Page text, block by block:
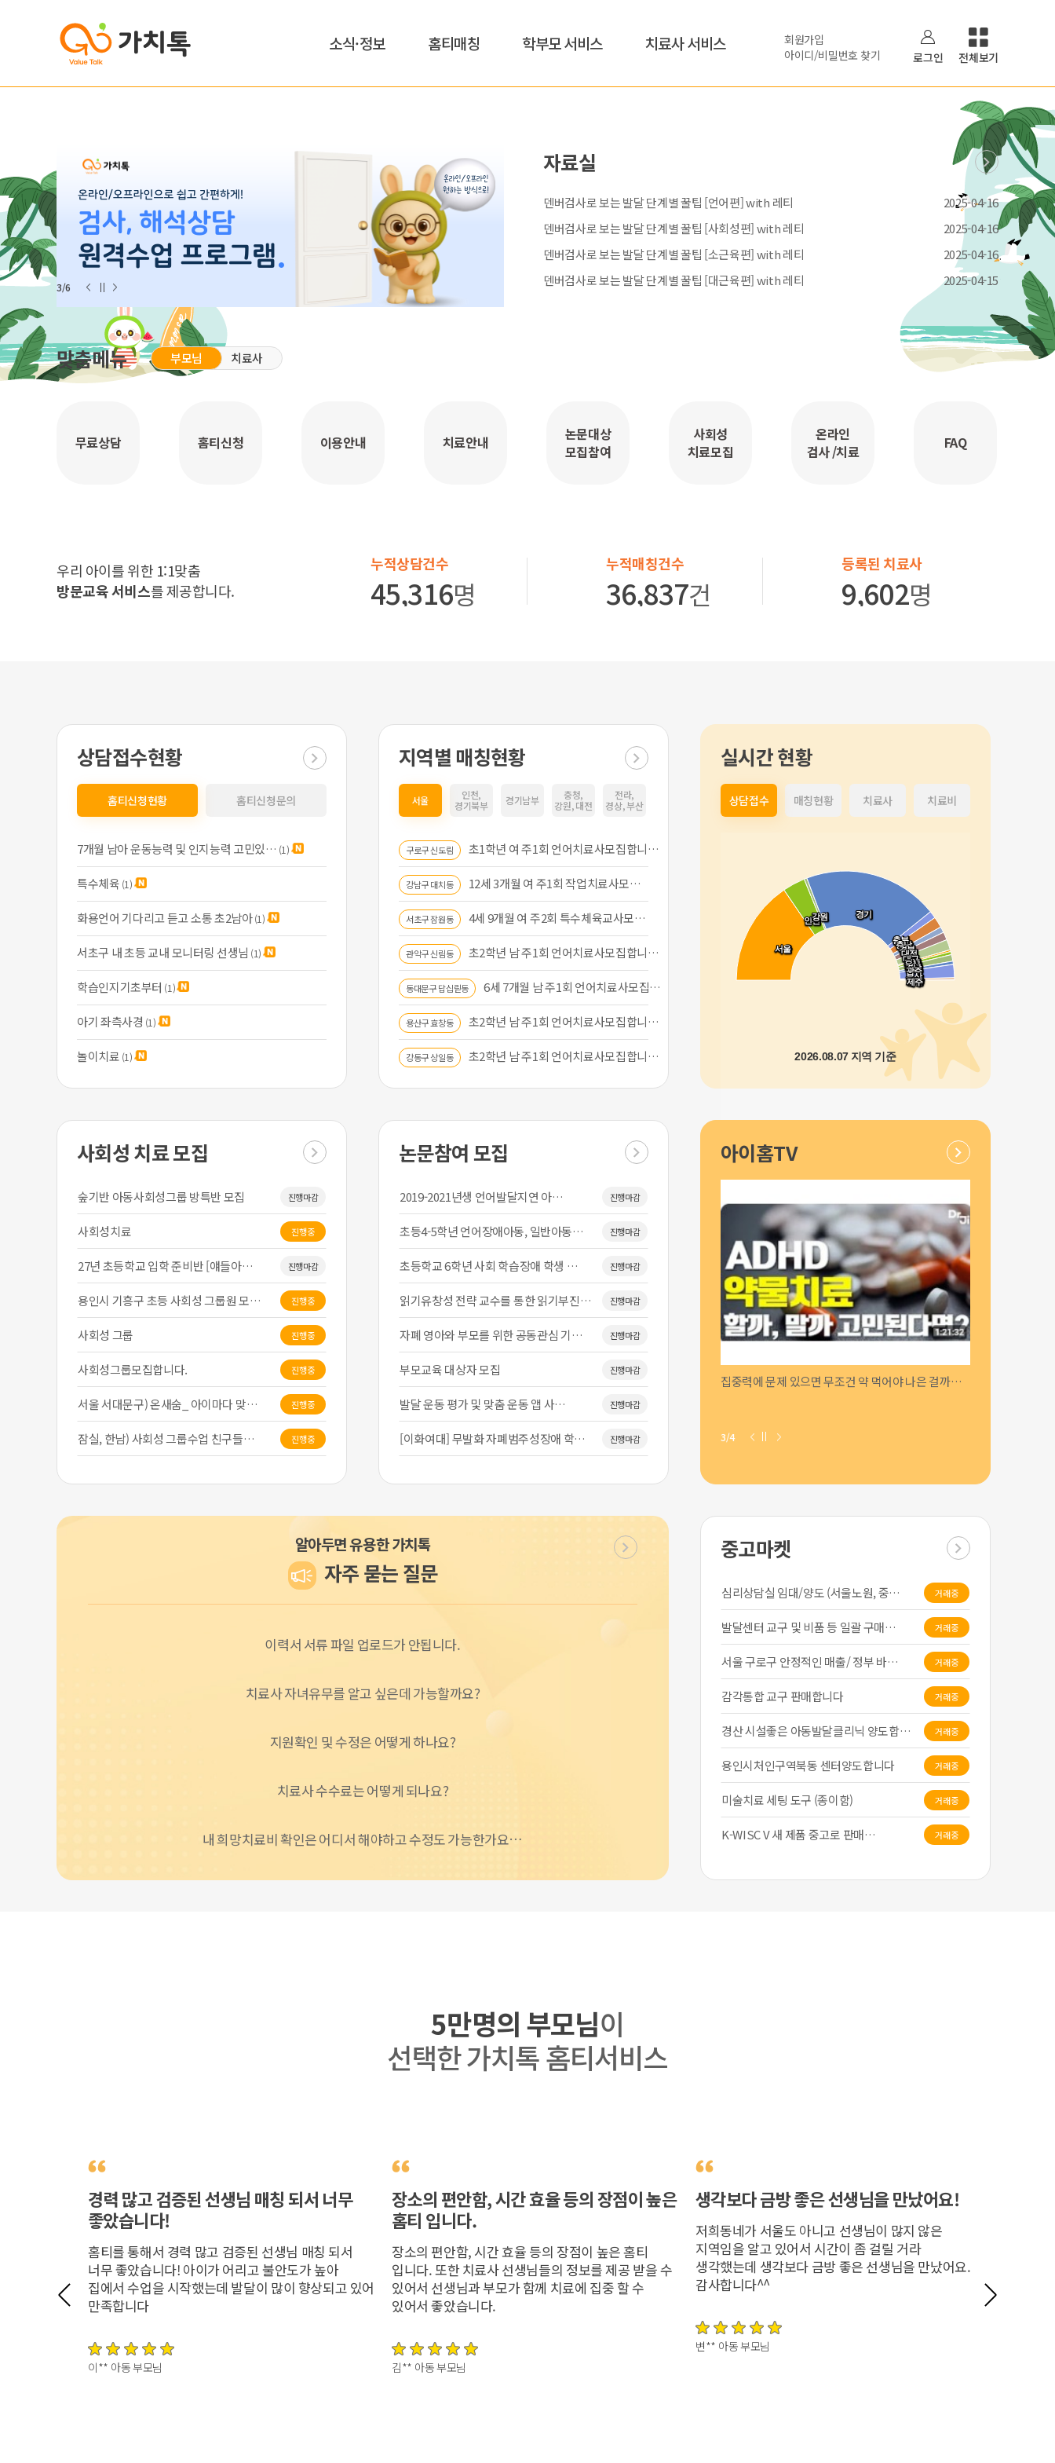
소식·정보 홈티매칭 학부모 서비스 치료사 서비스
회원가입
아이디/비밀번호 찾기
로그인 전체보기
3/6
자료실
덴버검사로 보는 발달 단계별 꿀팁 [언어편] with 레티
2025-04-16
덴버검사로 보는 발달 단계별 꿀팁 [사회성편] with 레티
2025-04-16
덴버검사로 보는 발달 단계별 꿀팁 [소근육편] with 레티
2025-04-16
덴버검사로 보는 발달 단계별 꿀팁 [대근육편] with 레티
2025-04-15
맞춤메뉴 부모님 치료사
무료상담 홈티신청 이용안내 치료안내
논문대상
모집참여
사회성
치료모집
온라인
검사 /치료
FAQ
우리 아이를 위한 1:1맞춤
방문교육 서비스를 제공합니다.
누적상담건수
45,316명
누적매칭건수
36,837건
등록된 치료사
9,602명
상담접수현황
홈티신청현황 홈티신청문의
7개월 남아 운동능력 및 인지능력 고민있… (1)
특수체육 (1)
화용언어 기다리고 듣고 소통 초2남아 (1)
서초구 내 초등 교내 모니터링 선생님 (1)
학습인지기초부터 (1)
아기 좌측사경 (1)
놀이치료 (1)
지역별 매칭현황
서울
인천,
경기북부
경기남부
충청,
강원, 대전
전라,
경상, 부산
구로구 신도림 초1학년 여 주1회 언어치료사모집합니…
강남구 대치동 12세 3개월 여 주1회 작업치료사모…
서초구 잠원동 4세 9개월 여 주2회 특수체육교사모…
관악구 신림동 초2학년 남 주1회 언어치료사모집합니…
동대문구 답십릳동 6세 7개월 남 주1회 언어치료사모집…
용산구 효창동 초2학년 남 주1회 언어치료사모집합니…
강동구 상일동 초2학년 남 주1회 언어치료사모집합니…
실시간 현황
상담접수 매칭현황 치료사 치료비
2026.08.07 지역 기준
서울
서울
인천
인천강원
강원 경기
경기
충북
충북
충남
충남
경북
경북
대전
대전
대구
대구
전북
전북
울산
울산
경남
경남
광주
광주
부산
부산
전남
전남
제주
제주
사회성 치료 모집
사회성그룹모집합니다.
서울 서대문구) 온새숨_ 아이마다 맞… 진행중
잠실, 한남) 사회성 그룹수업 친구들…
(서울강남) 사회성-언어 그룹 모집
[성동구, 중구, 동대문구] 27년 …
서대문구 온새숨) ABA기반 짝치료 …
시흥 모집해요~놀이치료 1:1
사회성 그룹치료 대상 모집 진행중
숲기반 아동사회성그룹 방특반 모집 진행마감
사회성치료 진행중
27년 초등학교 입학 준비반 [얘들아… 진행마감
용인시 기흥구 초등 사회성 그룹원 모… 진행중
사회성 그룹 진행중
사회성그룹모집합니다. 진행중
서울 서대문구) 온새숨_ 아이마다 맞… 진행중
잠실, 한남) 사회성 그룹수업 친구들… 진행중
진행중
진행마감
진행중
진행마감
진행중
논문참여 모집
부모교육 대상자 모집
발달 운동 평가 및 맞춤 운동 앱 사… 진행마감
[이화여대] 무발화 자폐범주성장애 학… 진행마감
[실습대상자 구합니다] 학습에 어려움… 진행마감
만5-6세 또래에 비해 발음이 부정확… 진행마감
개인적 경험 이야기 수집에 참여할 만… 진행마감
[이화여대] 초 3-6학년 자폐아동을… 진행마감
[이화여대] 초등 2~5학년 자폐스펙… 진행마감
[이화여대] 초등 1~3학년 아동 연…
진행마감
2019-2021년생 언어발달지연 아… 진행마감
초등4-5학년 언어장애아동, 일반아동… 진행마감
초등학교 6학년 사회 학습장애 학생 … 진행마감
읽기유창성 전략 교수를 통한 읽기부진… 진행마감
자폐 영아와 부모를 위한 공동관심 기… 진행마감
부모교육 대상자 모집 진행마감
발달 운동 평가 및 맞춤 운동 앱 사… 진행마감
[이화여대] 무발화 자폐범주성장애 학… 진행마감
개인적 경험 이야기 수집에 참여할 만… 진행마감
[이화여대] 초 3-6학년 자폐아동을…
[이화여대] 초등 1~3학년 아동 연…
2019-2021년생 언어발달지연 아…
초등4-5학년 언어장애아동, 일반아동…
아이홈TV
연령별 언어 발달, 부모님이 꼭 알아야 할 체크 리스트… [학부모 이용 가이드] 홈티 신청방법… 집중력에 문제 있으면 무조건 약 먹어야 나은 걸까요? | ADHD약물 치료시 꼭 고려해야 되는 부분…
3/4
알아두면 유용한 가치톡
자주 묻는 질문
이력서 서류 파일 업로드가 안됩니다.
치료사 자녀유무를 알고 싶은데 가능할까요?
지원확인 및 수정은 어떻게 하나요?
치료사 수수료는 어떻게 되나요?
내 희망치료비 확인은 어디서 해야하고 수정도 가능한가요…
중고마켓
심리상담실 임대/양도 (서울노원, 중… 거래중
발달센터 교구 및 비품 등 일괄 구매… 거래중
서울 구로구 안정적인 매출/ 정부 바… 거래중
감각통합 교구 판매합니다 거래중
경산 시설좋은 아동발달클리닉 양도합니… 거래중
용인시처인구역북동 센터양도합니다 거래중
미술치료 세팅 도구 (종이함) 거래중
K-WISC V 새 제품 중고로 판매… 거래중
5만명의 부모님이
선택한 가치톡 홈티서비스
경력 많고 검증된 선생님 매칭 되서 너무
좋았습니다!
홈티를 통해서 경력 많고 검증된 선생님 매칭 되서
너무 좋았습니다! 아이가 어리고 불안도가 높아
집에서 수업을 시작했는데 발달이 많이 향상되고 있어
만족합니다
이** 아동 부모님
장소의 편안함, 시간 효율 등의 장점이 높은
홈티 입니다.
장소의 편안함, 시간 효율 등의 장점이 높은 홈티
입니다. 또한 치료사 선생님들의 정보를 제공 받을 수
있어서 선생님과 부모가 함께 치료에 집중 할 수
있어서 좋았습니다.
김** 아동 부모님
생각보다 금방 좋은 선생님을 만났어요!
저희동네가 서울도 아니고 선생님이 많지 않은
지역임을 알고 있어서 시간이 좀 걸릴 거라
생각했는데 생각보다 금방 좋은 선생님을 만났어요.
감사합니다^^
변** 아동 부모님